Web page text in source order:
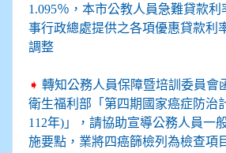
1.095％，本市公教人員急難貸款利
事行政總處提供之各項優惠貸款利
調整
➧ 轉知公務人員保障暨培訓委員會
衛生福利部「第四期國家癌症防治
112年)」，請協助宣導公務人員一
施要點，業將四癌篩檢列為檢查項